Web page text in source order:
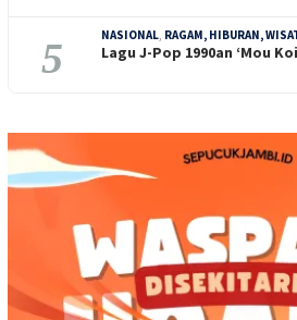
5 NASIONAL RAGAM, HIBURAN,
Lagu J-Pop 1990an ‘Mou